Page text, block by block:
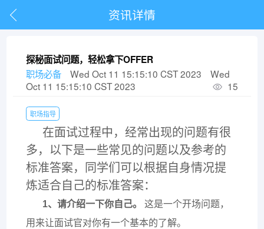
资讯详情
探秘面试问题，轻松拿下OFFER
职场必备
Wed Oct 11 15:15:10 CST 2023
Wed
Oct 11 15:15:10 CST 2023
15
职场指导
在面试过程中，经常出现的问题有很
多，以下是一些常见的问题以及参考的
标准答案，同学们可以根据自身情况提
炼适合自己的标准答案：
1、请介绍一下你自己。
这是一个开场问题，
用来让面试官对你有一个基本的了解。